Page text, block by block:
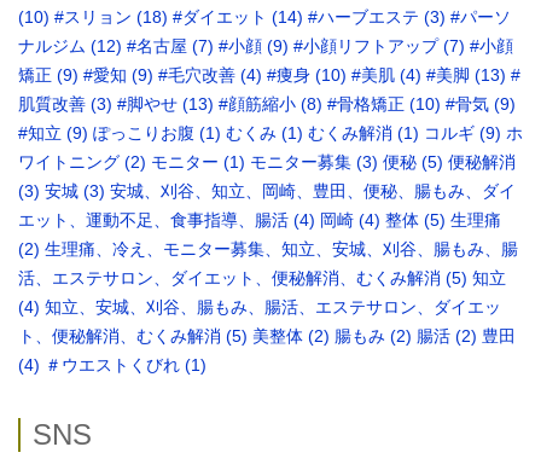
(10) #スリョン (18) #ダイエット (14) #ハーブエステ (3) #パーソ
ナルジム (12) #名古屋 (7) #小顔 (9) #小顔リフトアップ(7) #小顔
矯正 (9) #愛知 (9) #毛穴改善 (4) #痩身 (10) #美肌 (4) #美脚 (13) #
肌質改善 (3) #脚やせ (13) #顔筋縮小 (8) #骨格矯正‬ (10) #骨気 (9)
‪#知立 (9) ぽっこりお腹 (1) むくみ (1) むくみ解消 (1) コルギ (9) ホ
ワイトニング (2) モニター (1) モニター募集 (3) 便秘 (5) 便秘解消
(3) 安城 (3) 安城、刈谷、知立、岡崎、豊田、便秘、腸もみ、ダイ
エット、運動不足、食事指導、腸活 (4) 岡崎 (4) 整体 (5) 生理痛
(2) 生理痛、冷え、モニター募集、知立、安城、刈谷、腸もみ、腸
活、エステサロン、ダイエット、便秘解消、むくみ解消 (5) 知立
(4) 知立、安城、刈谷、腸もみ、腸活、エステサロン、ダイエッ
ト、便秘解消、むくみ解消 (5) 美整体 (2) 腸もみ (2) 腸活 (2) 豊田
(4) ＃ウエストくびれ (1)
SNS